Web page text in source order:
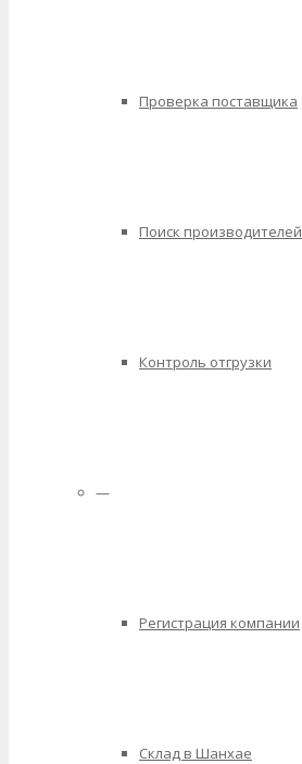
Проверка поставщика
Поиск производителей
Контроль отгрузки
—
Регистрация компании
Склад в Шанхае